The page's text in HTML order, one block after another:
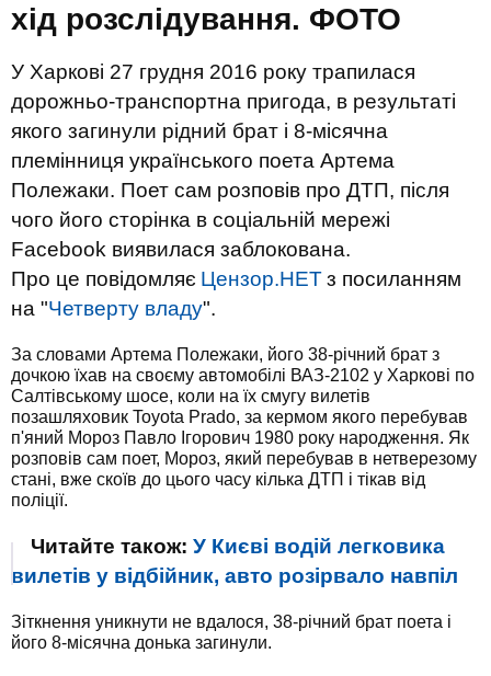
хід розслідування. ФОТО
У Харкові 27 грудня 2016 року трапилася
дорожньо-транспортна пригода, в результаті
якого загинули рідний брат і 8-місячна
племінниця українського поета Артема
Полежаки. Поет сам розповів про ДТП, після
чого його сторінка в соціальній мережі
Facebook виявилася заблокована.
Про це повідомляє Цензор.НЕТз посиланням
на "Четверту владу".
За словами Артема Полежаки, його 38-річний брат з
дочкою їхав на своєму автомобілі ВАЗ-2102 у Харкові по
Салтівському шосе, коли на їх смугу вилетів
позашляховик Toyota Prado, за кермом якого перебував
п'яний Мороз Павло Ігорович 1980 року народження. Як
розповів сам поет, Мороз, який перебував в нетверезому
стані, вже скоїв до цього часу кілька ДТП і тікав від
поліції.
Читайте також: У Києві водій легковика
вилетів у відбійник, авто розірвало навпіл
Зіткнення уникнути не вдалося, 38-річний брат поета і
його 8-місячна донька загинули.